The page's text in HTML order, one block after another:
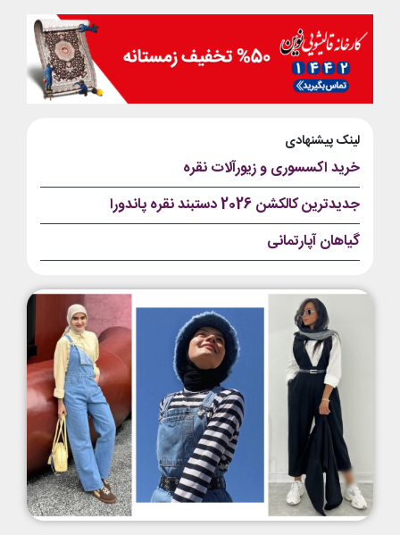
لینک پیشنهادی
خرید اکسسوری و زیورآلات نقره
جدیدترین کالکشن 2026 دستبند نقره پاندورا
گیاهان آپارتمانی